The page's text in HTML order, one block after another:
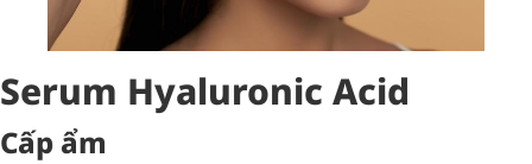
Serum Hyaluronic Acid
Cấp ẩm